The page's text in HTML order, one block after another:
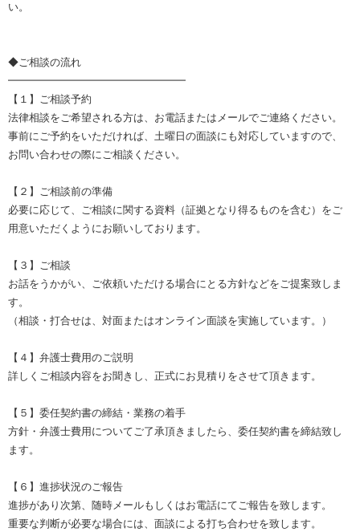
い。
◆ご相談の流れ
━━━━━━━━━━━━━━━━━
【１】ご相談予約
法律相談をご希望される方は、お電話またはメールでご連絡ください。
事前にご予約をいただければ、土曜日の面談にも対応していますので、
お問い合わせの際にご相談ください。
【２】ご相談前の準備
必要に応じて、ご相談に関する資料（証拠となり得るものを含む）をご
用意いただくようにお願いしております。
【３】ご相談
お話をうかがい、ご依頼いただける場合にとる方針などをご提案致しま
す。
（相談・打合せは、対面またはオンライン面談を実施しています。）
【４】弁護士費用のご説明
詳しくご相談内容をお聞きし、正式にお見積りをさせて頂きます。
【５】委任契約書の締結・業務の着手
方針・弁護士費用についてご了承頂きましたら、委任契約書を締結致し
ます。
【６】進捗状況のご報告
進捗があり次第、随時メールもしくはお電話にてご報告を致します。
重要な判断が必要な場合には、面談による打ち合わせを致します。